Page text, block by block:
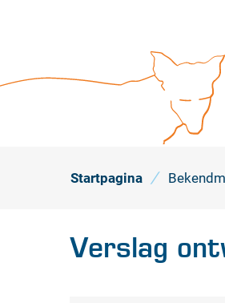
Startpagina
Verslag